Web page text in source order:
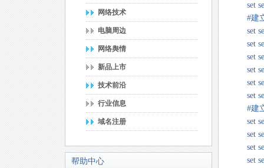
网络技术
电脑周边
网络舆情
新品上市
技术前沿
行业信息
域名注册
帮助中心
set
#建立
set
set
set
set
set
set
#建
set
set
set
set